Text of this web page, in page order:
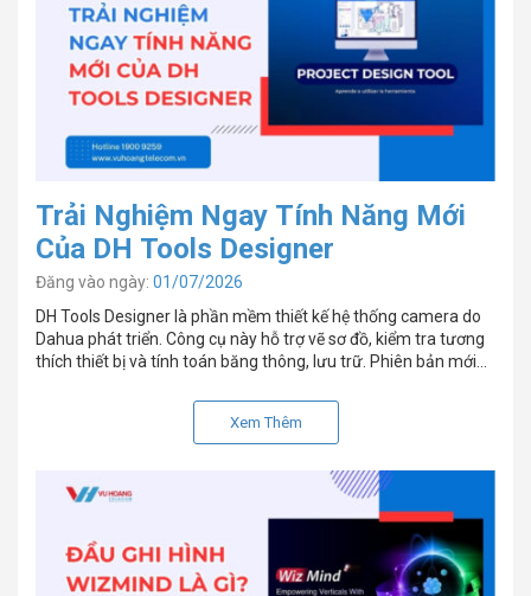
Trải Nghiệm Ngay Tính Năng Mới
Của DH Tools Designer
Đăng vào ngày: 01/07/2026
DH Tools Designer là phần mềm thiết kế hệ thống camera do
Dahua phát triển. Công cụ này hỗ trợ vẽ sơ đồ, kiểm tra tương
thích thiết bị và tính toán băng thông, lưu trữ. Phiên bản mới
Xem Thêm